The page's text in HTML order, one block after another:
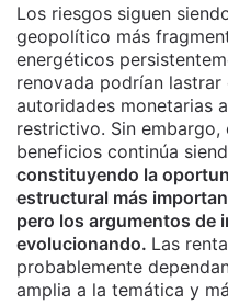
Los riesgos siguen
geopolítico más
energéticos
renovada podrían
autoridades monetarias
restrictivo. Sin
beneficios continúa
constituyendo la
estructural más
pero los argumentos de
evolucionando. Las
probablemente
amplia a la temática y